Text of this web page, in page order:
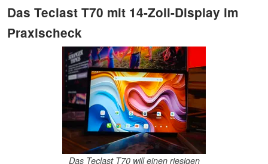
Das Teclast T70 mit 14-Zoll-Display im
Praxischeck
Das Teclast T70 will einen riesigen